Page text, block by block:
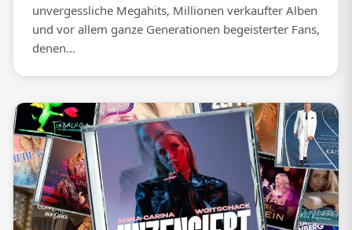
unvergessliche Megahits, Millionen verkaufter Alben
und vor allem ganze Generationen begeisterter Fans,
denen...